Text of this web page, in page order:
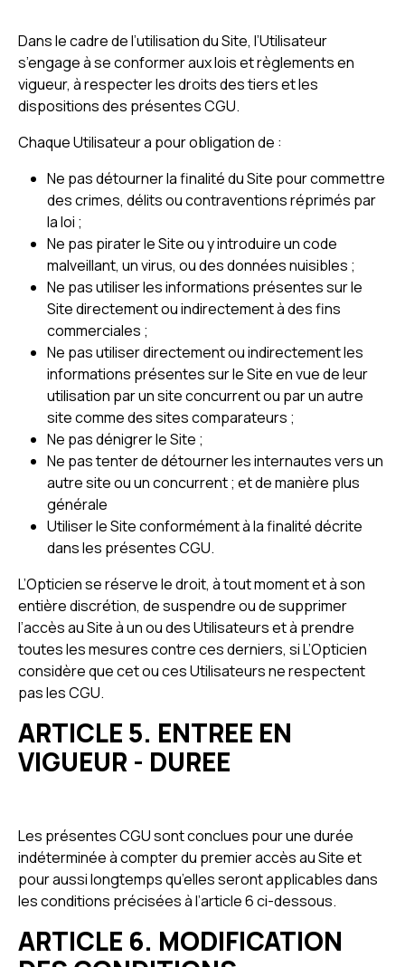
Dans le cadre de l’utilisation du Site, l’Utilisateur
s’engage à se conformer aux lois et règlements en
vigueur, à respecter les droits des tiers et les
dispositions des présentes CGU.
Chaque Utilisateur a pour obligation de :
Ne pas détourner la finalité du Site pour commettre
des crimes, délits ou contraventions réprimés par
la loi ;
Ne pas pirater le Site ou y introduire un code
malveillant, un virus, ou des données nuisibles ;
Ne pas utiliser les informations présentes sur le
Site directement ou indirectement à des fins
commerciales ;
Ne pas utiliser directement ou indirectement les
informations présentes sur le Site en vue de leur
utilisation par un site concurrent ou par un autre
site comme des sites comparateurs ;
Ne pas dénigrer le Site ;
Ne pas tenter de détourner les internautes vers un
autre site ou un concurrent ; et de manière plus
générale
Utiliser le Site conformément à la finalité décrite
dans les présentes CGU.
L’Opticien se réserve le droit, à tout moment et à son
entière discrétion, de suspendre ou de supprimer
l’accès au Site à un ou des Utilisateurs et à prendre
toutes les mesures contre ces derniers, si L’Opticien
considère que cet ou ces Utilisateurs ne respectent
pas les CGU.
ARTICLE 5. ENTREE EN
VIGUEUR - DUREE
Les présentes CGU sont conclues pour une durée
indéterminée à compter du premier accès au Site et
pour aussi longtemps qu’elles seront applicables dans
les conditions précisées à l’article 6 ci-dessous.
ARTICLE 6. MODIFICATION